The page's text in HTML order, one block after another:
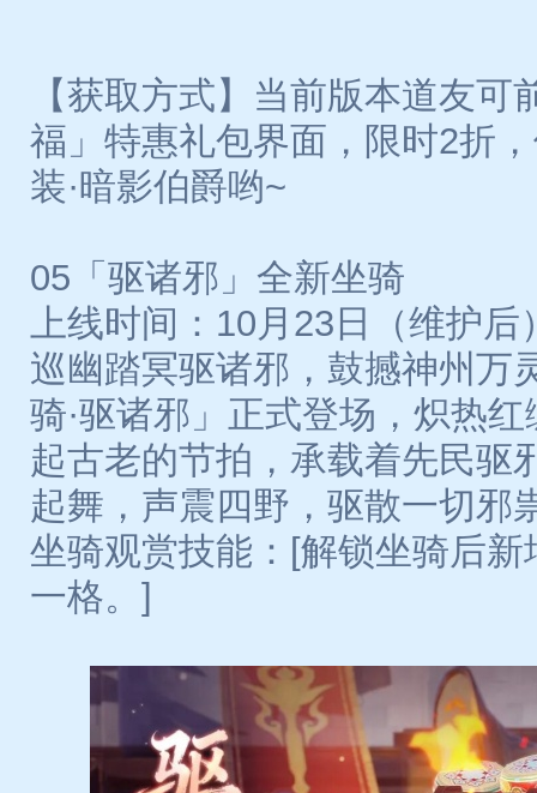
【获取方式】当前版本道友可
福」特惠礼包界面，限时2折
装·暗影伯爵哟~
05「驱诸邪」全新坐骑
上线时间：10月23日（维护后
巡幽踏冥驱诸邪，鼓撼神州万
骑·驱诸邪」正式登场，炽热
起古老的节拍，承载着先民驱
起舞，声震四野，驱散一切邪
坐骑观赏技能：[解锁坐骑后
一格。]